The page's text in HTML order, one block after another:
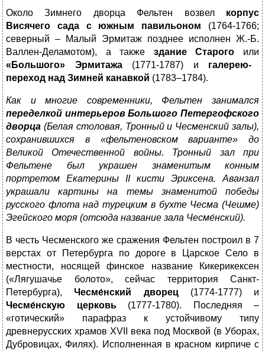
Около Зимнего дворца Фельтен возвел корпус
Висячего сада
с южным павильоном (1764-1766;
северный – Малый Эрмитаж позднее исполнен Ж.-Б.
Валлен-Деламотом), а также здание Старого или
«Большого» Эрмитажа(1771-1787) и галерею-
переход над Зимней канавкой (1783–1784).
Как и многие современники, Фельтен занимался
переделкой интерьеров Большого Петергофского
дворца (Белая столовая, Тронный и Чесменский залы),
сохранившихся в «фельтеновском варианте» до
Великой Отечественной войны. Тронный зал при
Фельтене был украшен знаменитым конным
портретом Екатерины II
кисти Эриксена. Аванзал
украшали картины на темы знаменитой победы
русского флота над турецким в бухте Чесма (Чешме)
Эгейского моря (отсюда название зала Чесме́нский).
В честь Чесменского же сражения Фельтен построил в 7
верстах от Петербурга по дороге в Царское Село в
местности, носящей финское название Кикерикексен
(«Лягушачье болото», сейчас территория Санкт-
Петербурга),Чесме́нский дворец(1774-1777) и
Чесме́нскую церковь(1777-1780). Последняя –
«готический» парафраз к устойчивому типу
древнерусских храмов XVII века под Москвой (в Уборах,
Дубровицах, Филях). Исполненная в красном кирпиче с